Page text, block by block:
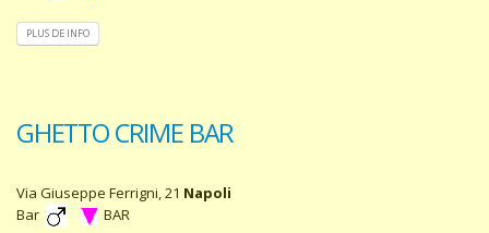
PLUS DE INFO
GHETTO CRIME BAR
Via Giuseppe Ferrigni, 21 Napoli
Bar
BAR